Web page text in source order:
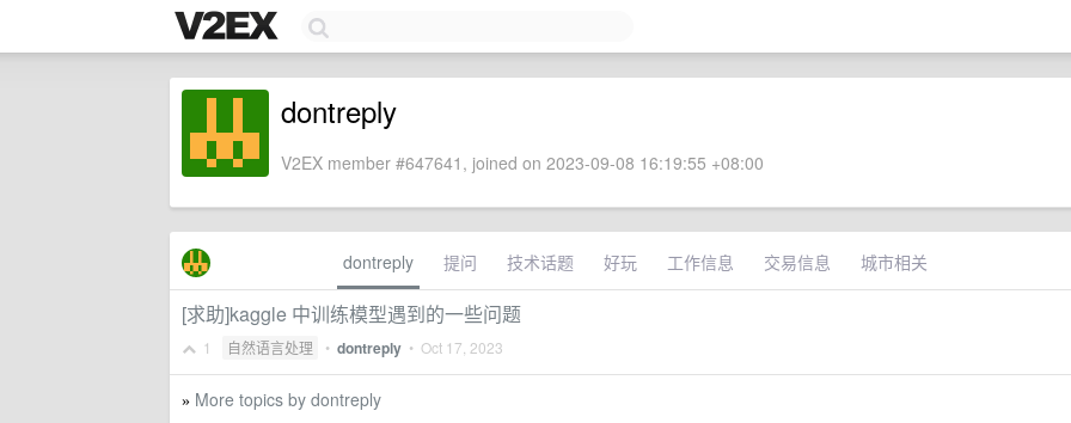
dontreply
V2EX member #647641, joined on 2023-09-08 16:19:55 +08:00
dontreply 提问 技术话题 好玩 工作信息 交易信息 城市相关
[求助]kaggle 中训练模型遇到的一些问题
1 自然语言处理 • dontreply • Oct 17, 2023
» More topics by dontreply